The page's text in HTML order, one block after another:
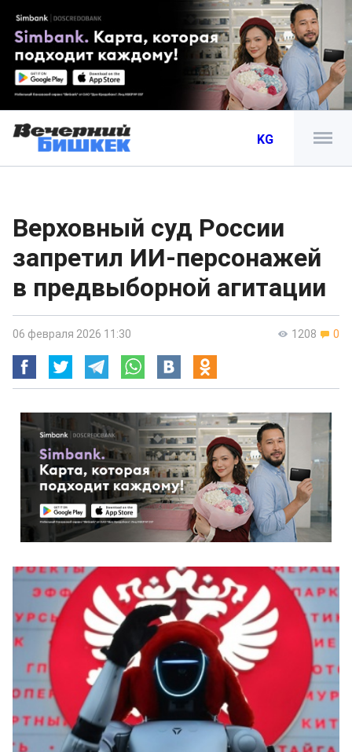
KG
Верховный суд России
запретил ИИ-персонажей
в предвыборной агитации
1208 0
06 февраля 2026 11:30